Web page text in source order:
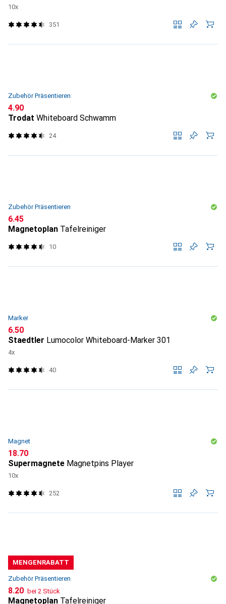
10x
351
Zubehör Präsentieren
CHF
4.90
Trodat Whiteboard Schwamm
24
Zubehör Präsentieren
CHF
6.45
Magnetoplan Tafelreiniger
10
Marker
CHF
6.50
Staedtler Lumocolor Whiteboard-Marker 301
4x
40
Magnet
CHF
18.70
Supermagnete Magnetpins Player
10x
252
MENGENRABATT
Zubehör Präsentieren
CHF
8.20 bei 2 Stück
Magnetoplan Tafelreiniger